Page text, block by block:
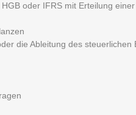
oder IFRS mit Erteilung
die Ableitung des